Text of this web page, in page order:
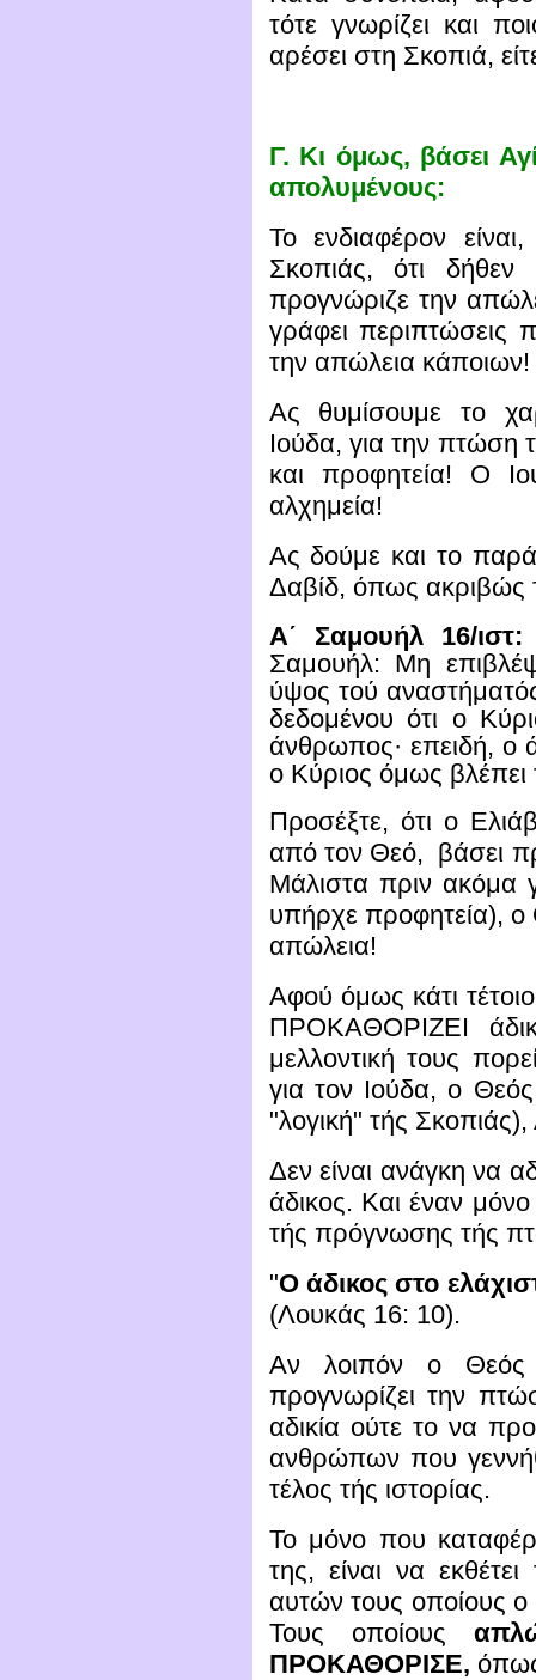
τότε γνωρίζει και
αρέσει στη Σκοπιά,
Γ. Κι όμως, βάσει
απολυμένους:
Το ενδιαφέρον
Σκοπιάς, ότι
προγνώριζε την
γράφει
την απώλεια κάποιων!
Ας θυμίσουμε το
Ιούδα, για την πτώση
και προφητεία! Ο
αλχημεία!
Ας δούμε και το
Δαβίδ, όπως ακριβώς
Α΄ Σαμουήλ 16/
Σαμουήλ: Μη
ύψος τού
δεδομένου ότι ο
άνθρωπος· επειδή, ο
ο Κύριος όμως βλέπει
Προσέξτε, ότι ο
από τον Θεό, βάσει
Μάλιστα πριν ακόμα
υπήρχε προφητεία), ο
απώλεια!
Αφού όμως κάτι
ΠΡΟΚΑΘΟΡΙΖΕΙ
μελλοντική τους
για τον Ιούδα, ο
"λογική" τής
Δεν είναι ανάγκη να
άδικος. Και έναν
τής πρόγνωσης τής
"Ο άδικος στο
(Λουκάς 16: 10).
Αν λοιπόν ο
προγνωρίζει την
αδικία ούτε το να
ανθρώπων που
τέλος τής ιστορίας.
Το μόνο που
της, είναι να
αυτών τους οποίους
Τους οποίους
ΠΡΟΚΑΘΟΡΙΣΕ,